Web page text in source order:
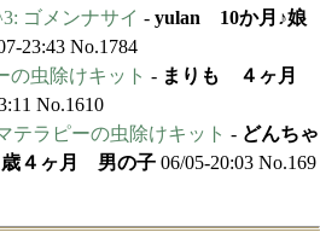
ゴメンナサイ - yulan 10か月♪娘
23:43 No.1784
の虫除けキット - まりも ４ヶ月
No.1610
テラピーの虫除けキット - どんちゃ
４ヶ月 男の子 06/05-20:03 No.169